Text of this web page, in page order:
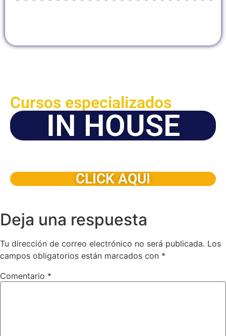
Cursos especializados
IN HOUSE
CLICK AQUI
Deja una respuesta
Tu dirección de correo electrónico no será publicada. Los
campos obligatorios están marcados con *
Comentario *